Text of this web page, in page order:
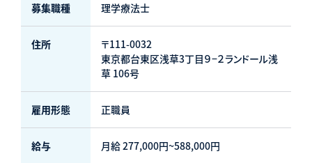
募集職種 理学療法士
住所
〒111-0032
東京都台東区浅草3丁目９−２ランドール浅
草 106号
雇用形態 正職員
給与 月給 277,000円~588,000円